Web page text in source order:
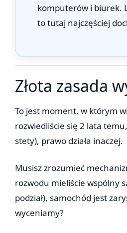
komputerów i biurek.
to tutaj najczęściej
Złota zasada
To jest moment, w którym
rozwiedliście się 2 lata
stety), prawo działa inaczej.
Musisz zrozumieć
rozwodu mieliście wspólny
podział), samochód jest
wyceniamy?